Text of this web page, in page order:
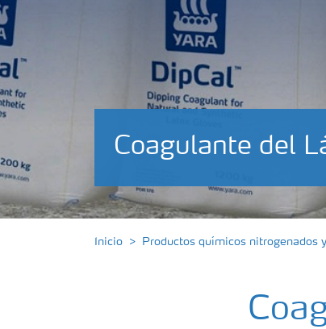
Coagulante del
Inicio Productos químicos nitrogenados